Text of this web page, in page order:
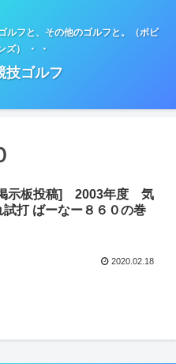
ルフと、その他のゴルフと。（ボビ
ズ） ・ ・
技ゴルフ
示板投稿] 2003年度 気
試打 ばーなー８６０の巻
2020.02.18